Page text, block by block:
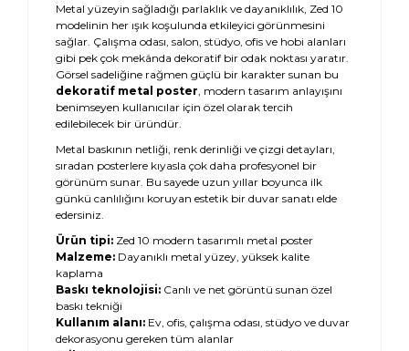
Metal yüzeyin sağladığı parlaklık ve dayanıklılık, Zed 10
modelinin her ışık koşulunda etkileyici görünmesini
sağlar. Çalışma odası, salon, stüdyo, ofis ve hobi alanları
gibi pek çok mekânda dekoratif bir odak noktası yaratır.
Görsel sadeliğine rağmen güçlü bir karakter sunan bu
dekoratif metal poster, modern tasarım anlayışını
benimseyen kullanıcılar için özel olarak tercih
edilebilecek bir üründür.
Metal baskının netliği, renk derinliği ve çizgi detayları,
sıradan posterlere kıyasla çok daha profesyonel bir
görünüm sunar. Bu sayede uzun yıllar boyunca ilk
günkü canlılığını koruyan estetik bir duvar sanatı elde
edersiniz.
Ürün tipi: Zed 10 modern tasarımlı metal poster
Malzeme: Dayanıklı metal yüzey, yüksek kalite
kaplama
Baskı teknolojisi: Canlı ve net görüntü sunan özel
baskı tekniği
Kullanım alanı: Ev, ofis, çalışma odası, stüdyo ve duvar
dekorasyonu gereken tüm alanlar